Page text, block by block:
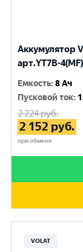
Аккумулятор
арт.YT7B-
Емкость:8 Ач
Пусковой ток:
2 224руб.
2 152 руб.
при обмене
VOLAT